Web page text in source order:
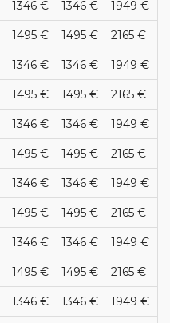
1346 € 1346 € 1949 €
1495 € 1495 € 2165 €
1346 € 1346 € 1949 €
1495 € 1495 € 2165 €
1346 € 1346 € 1949 €
1495 € 1495 € 2165 €
1346 € 1346 € 1949 €
1495 € 1495 € 2165 €
1346 € 1346 € 1949 €
1495 € 1495 € 2165 €
1346 € 1346 € 1949 €